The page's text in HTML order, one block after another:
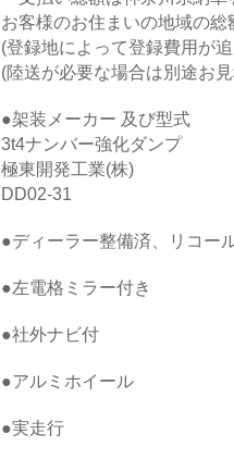
お客様のお住まいの地域の
(登録地によって登録費用が
(陸送が必要な場合は別途お
●架装メーカー 及び型式
3t4ナンバー強化ダンプ
極東開発工業(株)
DD02-31
●ディーラー整備済、リコー
●左電格ミラー付き
●社外ナビ付
●アルミホイール
●実走行